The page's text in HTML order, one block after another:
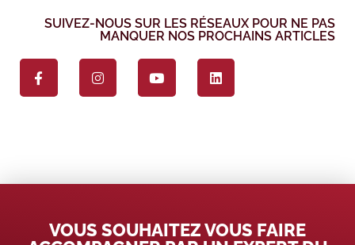
SUIVEZ-NOUS SUR LES RÉSEAUX POUR NE PAS
MANQUER NOS PROCHAINS ARTICLES
VOUS SOUHAITEZ VOUS FAIRE